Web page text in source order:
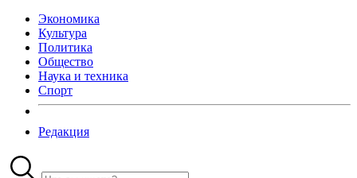
Экономика
Культура
Политика
Общество
Наука и техника
Спорт
Редакция